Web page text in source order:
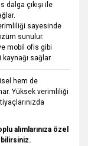
çıkışı ile
sayesinde
sunulur.
mobil ofis gibi
sağlar.
hem de
Yüksek verimliliği
alımlarınıza özel